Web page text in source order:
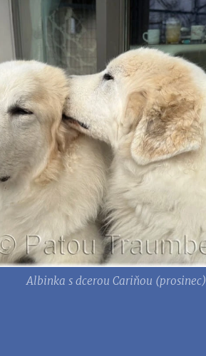
Albinka s dcerou Cariňou (prosinec)